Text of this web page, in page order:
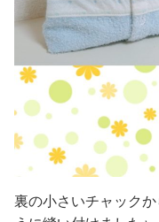
裏の小さいチャック